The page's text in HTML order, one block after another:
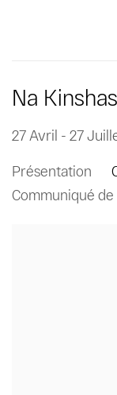
Na
27 Avril - 27
Présentation
Communiqué de